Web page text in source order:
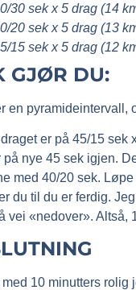
30 sek x 5 drag (14
20 sek x 5 drag (13
15 sek x 5 drag (12
GJØR DU:
en pyramideintervall,
er på 45/15 sek
på nye 45 sek igjen.
med 40/20 sek.
du til du er ferdig.
vei «nedover». Altså,
10 minutters rolig